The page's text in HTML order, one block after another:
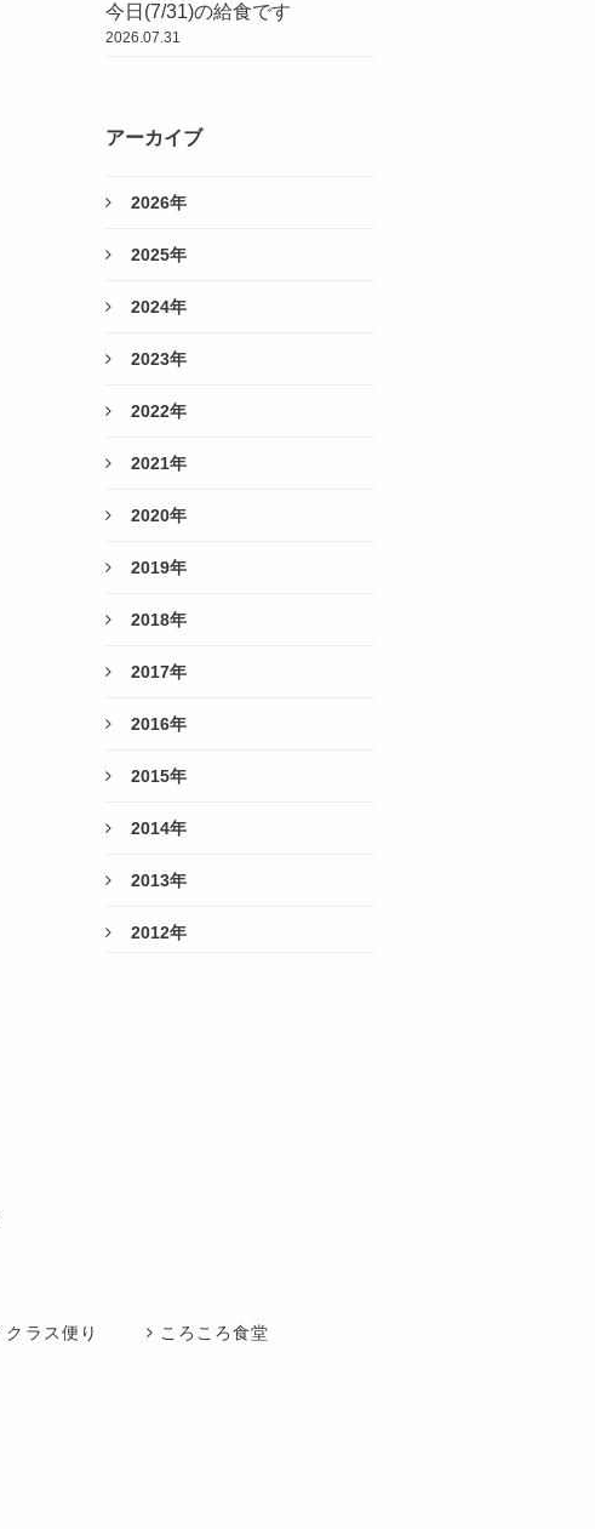
今日(7/31)の給食です
2026.07.31
アーカイブ
2026年
2025年
2024年
2023年
2022年
2021年
2020年
2019年
2018年
2017年
2016年
2015年
2014年
2013年
2012年
クラス便り ころころ食堂